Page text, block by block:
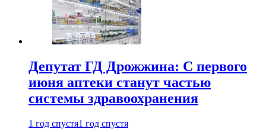
Депутат ГД Дрожжина: С первого
июня аптеки станут частью
системы здравоохранения
1 год спустя1 год спустя